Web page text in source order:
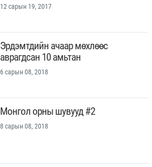
12 сарын 19, 2017
Эрдэмтдийн ачаар мөхлөөс
аврагдсан 10 амьтан
6 сарын 08, 2018
Монгол орны шувууд #2
8 сарын 08, 2018